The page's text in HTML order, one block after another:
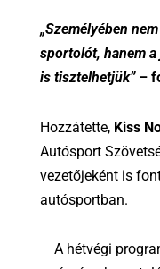
„Személyében
sportolót, hanem
is tisztelhetjük”–
Hozzátette, Kiss
Autósport
vezetőjeként is
autósportban.
A hétvégi